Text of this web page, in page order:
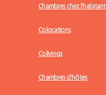
Chambres chez l'habitant
Colocations
Colivings
Chambres d'hôtes